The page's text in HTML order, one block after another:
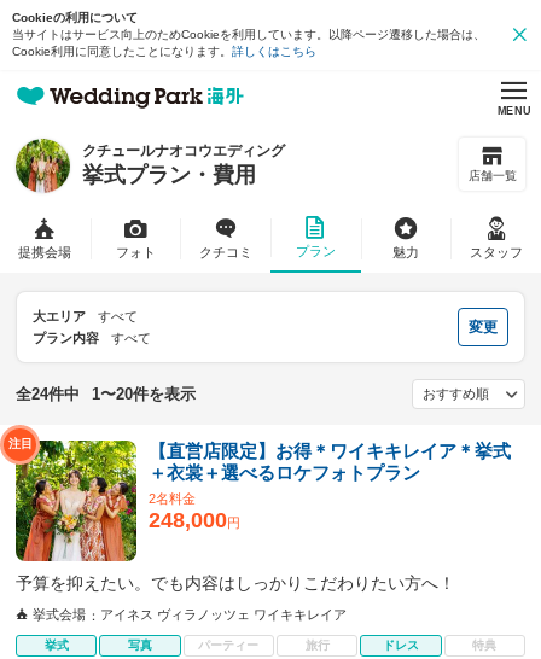
Cookieの利用について
当サイトはサービス向上のためCookieを利用しています。以降ページ遷移した場合は、
Cookie利用に同意したことになります。 詳しくはこちら
MENU
クチュールナオコウエディング
挙式プラン・費用 店舗一覧
提携会場 フォト クチコミ プラン 魅力 スタッフ
大エリア
すべて
プラン内容
すべて
変更
全24件中 1〜20件を表示
【直営店限定】お得＊ワイキキレイア＊挙式
＋衣裳＋選べるロケフォトプラン
2名料金
248,000円
予算を抑えたい。でも内容はしっかりこだわりたい方へ！
挙式会場 アイネス ヴィラノッツェ ワイキキレイア
挙式 写真 パーティー 旅行 ドレス 特典